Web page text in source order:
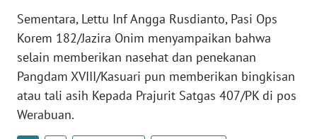
Sementara, Lettu Inf Angga Rusdianto, Pasi Ops
Korem 182/Jazira Onim menyampaikan bahwa
selain memberikan nasehat dan penekanan
Pangdam XVIII/Kasuari pun memberikan bingkisan
atau tali asih Kepada Prajurit Satgas 407/PK di pos
Werabuan.
BENGKULU
WN
LAMPUNG
WN